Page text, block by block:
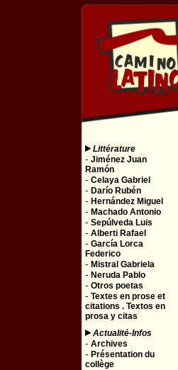
Littérature
- Jiménez Juan
Ramón
- Celaya Gabriel
- Darío Rubén
- Hernández Miguel
- Machado Antonio
- Sepúlveda Luis
- Alberti Rafael
- García Lorca
Federico
- Mistral Gabriela
- Neruda Pablo
- Otros poetas
- Textes en prose et
citations . Textos en
prosa y citas
Actualité-Infos
- Archives
- Présentation du
collège